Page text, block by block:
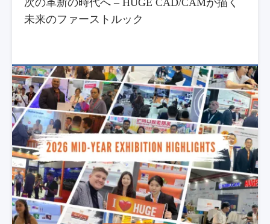
次の革新の時代へ – HUGE CAD/CAMが描く
未来のファーストルック